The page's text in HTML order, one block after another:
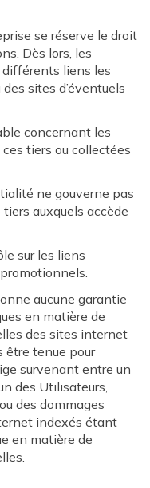
se réserve le droit
Dès lors, les
liens les
sites d’éventuels
concernant les
tiers ou collectées
ne gouverne pas
auxquels accède
sur les liens
aucune garantie
en matière de
des sites internet
être tenue pour
survenant entre un
des Utilisateurs,
des dommages
indexés étant
en matière de